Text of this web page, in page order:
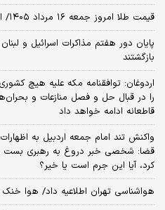
قیمت طلا امروز جمعه ۱۶ مرداد ۱۴۰۵/ افزایش قیمت طلا
پایان دور هفتم مذاکرات اسرائیل و
بازگشتند
اردوغان: توافقنامه مکه علیه هیچ
را در قبال حل و فصل منازعات و
قاطعانه ادامه خواهد داد
واکنش تند امام جمعه اردبیل به
قضا: شخصی خبر دروغ به رهبری بست و
کرد، آیا این جرم است یا خیر؟
هواشناسی تهران اطلاعیه داد/ هوا